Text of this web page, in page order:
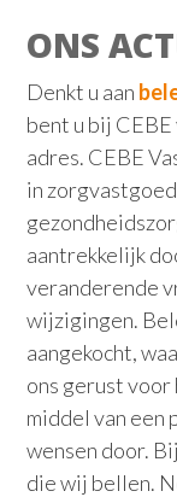
ONS
Denkt u aan
bent u bij
adres. CEBE
in
aantrekkelijk
veranderende
wijzigingen.
aangekocht,
ons gerust voor
middel van een
wensen door.
die wij bellen.